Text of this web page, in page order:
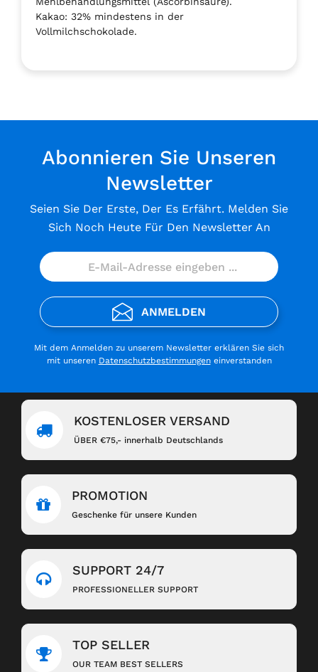
Kakao: 32% mindestens in der
Vollmilchschokolade.
Abonnieren Sie Unseren
Newsletter
Seien Sie Der Erste, Der Es Erfährt. Melden Sie
Sich Noch Heute Für Den Newsletter An
ANMELDEN
Mit dem Anmelden zu unserem Newsletter erklären Sie sich
mit unseren Datenschutzbestimmungeneinverstanden
KOSTENLOSER VERSAND
ÜBER €75,- innerhalb Deutschlands
PROMOTION
Geschenke für unsere Kunden
SUPPORT 24/7
PROFESSIONELLER SUPPORT
TOP SELLER
OUR TEAM BEST SELLERS